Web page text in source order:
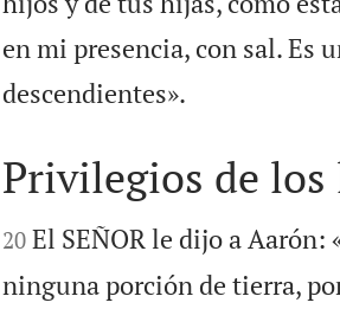
en mi presencia, con sal. Es
descendientes».

Privilegios de los

20 El SEÑOR le dijo a
ninguna porción de tierra,